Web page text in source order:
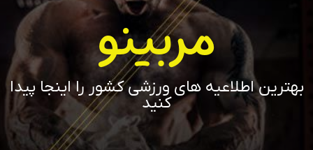
مربینو
بهترین اطلاعیه های ورزشی کشور را اینجا پیدا
کنید